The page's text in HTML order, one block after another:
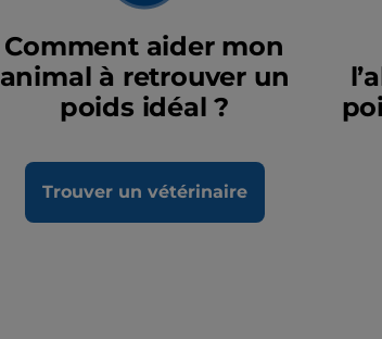
Comment aider mon
animal à retrouver un
poids idéal ?
Trouver un vétérinaire